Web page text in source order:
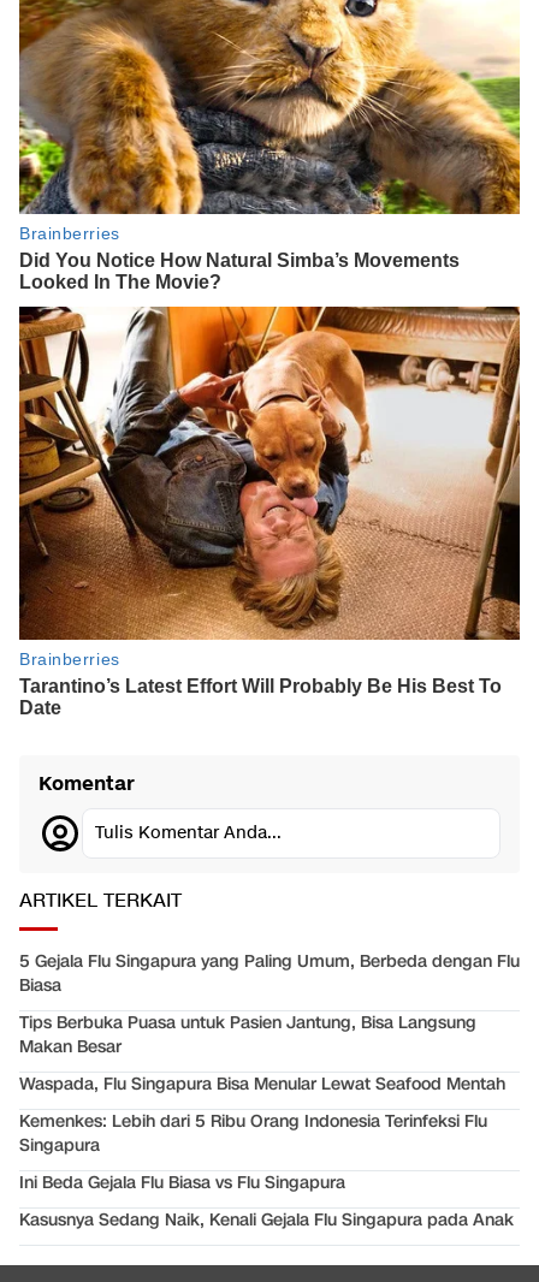
Komentar
Tulis Komentar Anda...
ARTIKEL TERKAIT
5 Gejala Flu Singapura yang Paling Umum, Berbeda dengan Flu
Biasa
Tips Berbuka Puasa untuk Pasien Jantung, Bisa Langsung
Makan Besar
Waspada, Flu Singapura Bisa Menular Lewat Seafood Mentah
Kemenkes: Lebih dari 5 Ribu Orang Indonesia Terinfeksi Flu
Singapura
Ini Beda Gejala Flu Biasa vs Flu Singapura
Kasusnya Sedang Naik, Kenali Gejala Flu Singapura pada Anak